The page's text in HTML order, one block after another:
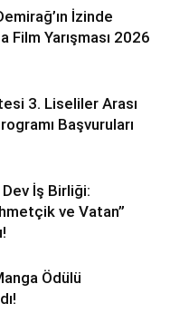
İzinde
Film Yarışması 2026
3. Liseliler Arası
Başvuruları
Dev İş Birliği:
ve Vatan”
Ödülü